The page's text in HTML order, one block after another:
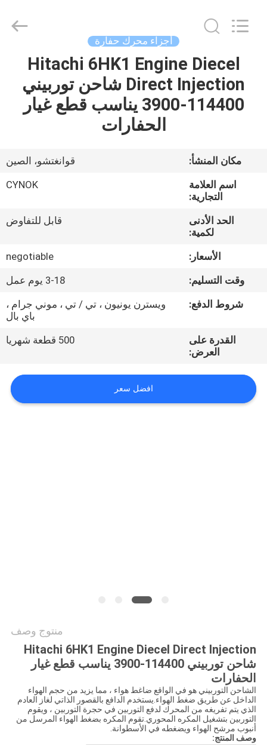
منزل،
بيت
معلومات
جولة
المعمل
مراقبة
بنا
أجزاء محرك حفارة
Hitachi 6HK1 Engine Diecel
Direct Injection شاحن توربيني
114400-3900 يناسب قطع غيار
الحفارات
مكان المنشأ:
قوانغتشو، الصين
اسم العلامة
التجارية:
CYNOK
الحد الأدنى
لكمية:
قابل للتفاوض
الأسعار:
negotiable
وقت التسليم:
3-18 يوم عمل
شروط الدفع:
ويسترن يونيون ، تي / تي ، موني جرام ،
باي بال
القدرة على
العرض:
500 قطعة شهريا
افضل سعر
منتوج وصف
Hitachi 6HK1 Engine Diecel Direct Injection
شاحن توربيني 114400-3900 يناسب قطع غيار
الحفارات
الشاحن التوربيني هو في الواقع ضاغط هواء ، مما يزيد من حجم الهواء
الداخل عن طريق ضغط الهواء.يستخدم الدافع بالقصور الذاتي لغاز العادم
الذي يتم تفريغه من المحرك لدفع التوربين في حجرة التوربين ، ويقوم
التوربين بتشغيل المكره المحوري.تقوم المكره بضغط الهواء المرسل من
أنبوب مرشح الهواء ويضغطه في الأسطوانة.
وصف المنتج: